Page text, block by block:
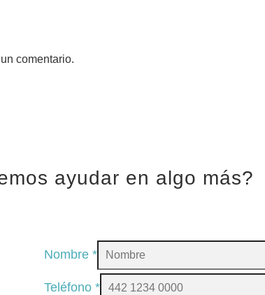
comentario.
ayudar en algo más?
Nombre *
Teléfono *